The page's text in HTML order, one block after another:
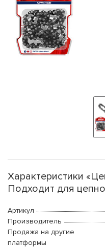
Характеристики
Подходит для
Артикул
Производитель
Продажа на другие
платформы